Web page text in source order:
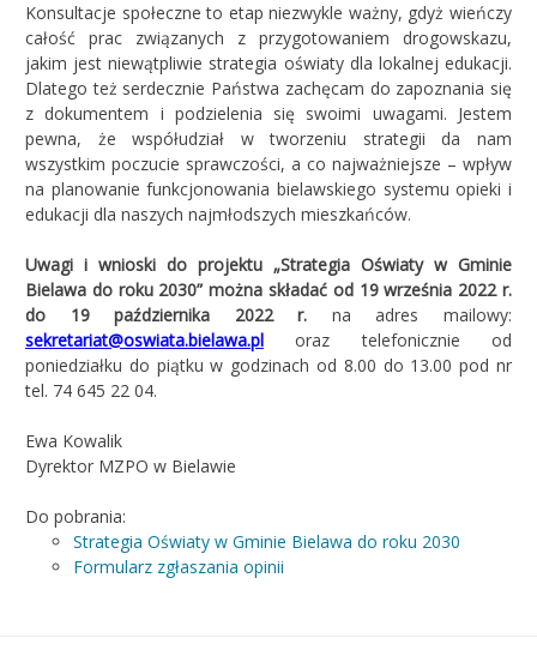
Konsultacje społeczne to etap niezwykle ważny, gdyż wieńczy
całość prac związanych z przygotowaniem drogowskazu,
jakim jest niewątpliwie strategia oświaty dla lokalnej edukacji.
Dlatego też serdecznie Państwa zachęcam do zapoznania się
z dokumentem i podzielenia się swoimi uwagami. Jestem
pewna, że współudział w tworzeniu strategii da nam
wszystkim poczucie sprawczości, a co najważniejsze – wpływ
na planowanie funkcjonowania bielawskiego systemu opieki i
edukacji dla naszych najmłodszych mieszkańców.
Uwagi i wnioski do projektu „Strategia Oświaty w Gminie
Bielawa do roku 2030” można składać od 19 września 2022 r.
do 19 października 2022 r. na adres mailowy:
sekretariat@oswiata.bielawa.pl oraz telefonicznie od
poniedziałku do piątku w godzinach od 8.00 do 13.00 pod nr
tel. 74 645 22 04.
Ewa Kowalik
Dyrektor MZPO w Bielawie
Do pobrania:
Strategia Oświaty w Gminie Bielawa do roku 2030
Formularz zgłaszania opinii